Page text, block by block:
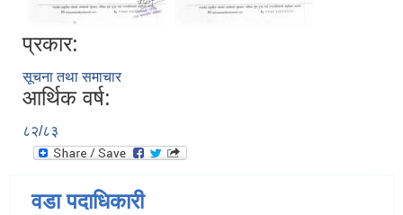
प्रकार:
सूचना तथा समाचार
आर्थिक वर्ष:
८२/८३
वडा पदाधिकारी